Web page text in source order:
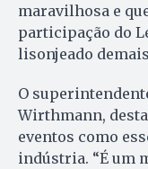
maravilhosa e
participação do
lisonjeado
O
Wirthmann,
eventos como
indústria. “É um